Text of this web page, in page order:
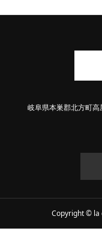
岐阜県本巣郡北方町
Copyright © la